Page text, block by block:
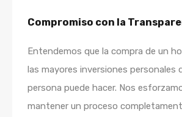
Compromiso con la
Entendemos que la compra de un
las mayores inversiones personales
persona puede hacer. Nos
mantener un proceso